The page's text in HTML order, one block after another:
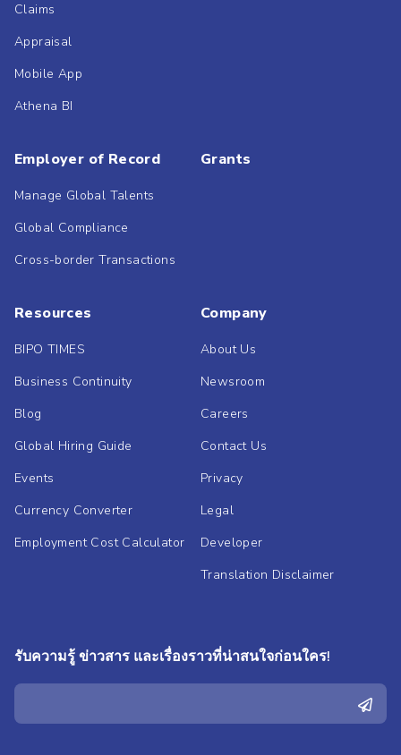
Claims
Appraisal
Mobile App
Athena BI
Employer of Record
Manage Global Talents
Global Compliance
Cross-border Transactions
Grants
Resources
BIPO TIMES
Business Continuity
Blog
Global Hiring Guide
Events
Currency Converter
Employment Cost Calculator
Company
About Us
Newsroom
Careers
Contact Us
Privacy
Legal
Developer
Translation Disclaimer
รับความรู้ ข่าวสาร และเรื่องราวที่น่าสนใจก่อนใคร!